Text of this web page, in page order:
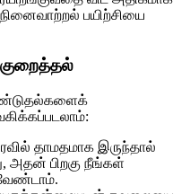
பயிற்சியை
தாமதமாக இருந்தால்
அதன் பிறகு நீங்கள்